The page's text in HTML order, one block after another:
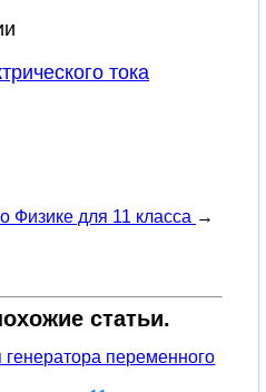
тока
Физике для 11 класса →
статьи.
переменного